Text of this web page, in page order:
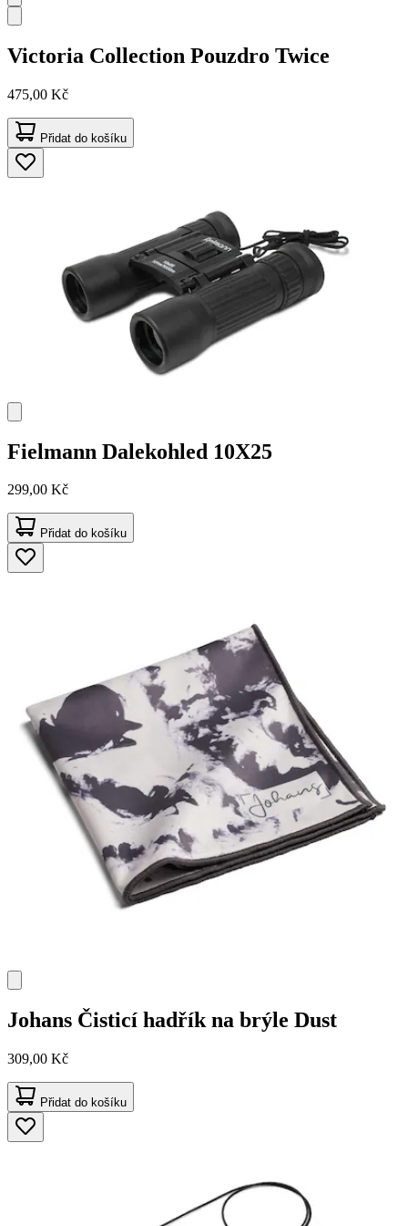
Victoria Collection Pouzdro Twice
475,00 Kč
Přidat do košíku
Fielmann Dalekohled 10X25
299,00 Kč
Přidat do košíku
Johans Čisticí hadřík na brýle Dust
309,00 Kč
Přidat do košíku